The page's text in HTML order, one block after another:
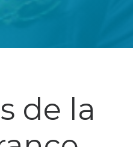
de la